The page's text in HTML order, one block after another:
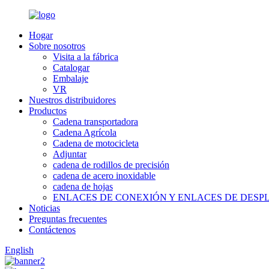
Hogar
Sobre nosotros
Visita a la fábrica
Catalogar
Embalaje
VR
Nuestros distribuidores
Productos
Cadena transportadora
Cadena Agrícola
Cadena de motocicleta
Adjuntar
cadena de rodillos de precisión
cadena de acero inoxidable
cadena de hojas
ENLACES DE CONEXIÓN Y ENLACES DE
Noticias
Preguntas frecuentes
Contáctenos
English